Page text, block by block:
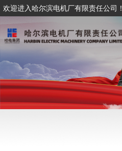
欢迎进入哈尔滨电机厂有限责任公司！